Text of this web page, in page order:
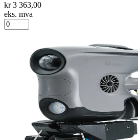
kr 3 363,00
eks. mva